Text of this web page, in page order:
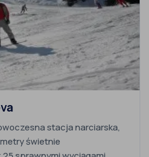
stacja narciarska,
świetnie